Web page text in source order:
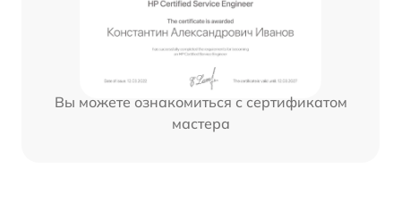
Вы можете ознакомиться с сертификатом
мастера